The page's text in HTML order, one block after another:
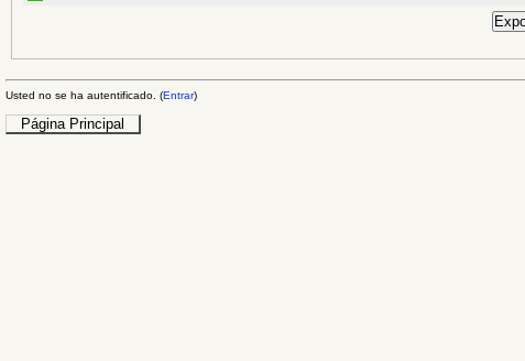
Usted no se ha autentificado. (Entrar)
Página Principal